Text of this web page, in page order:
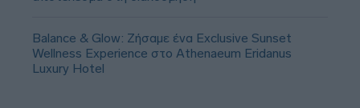
Balance & Glow: Ζήσαμε ένα Exclusive Sunset
Wellness Experience στο Athenaeum Eridanus
Luxury Hotel